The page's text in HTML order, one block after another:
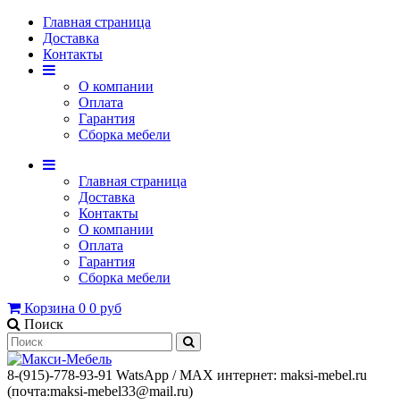
Главная страница
Доставка
Контакты
О компании
Оплата
Гарантия
Сборка мебели
Главная страница
Доставка
Контакты
О компании
Оплата
Гарантия
Сборка мебели
Корзина 0 0 руб
Поиск
8-(915)-778-93-91 WatsАpp / МАХ интернет: maksi-mebel.ru
(почта:maksi-mebel33@mail.ru)